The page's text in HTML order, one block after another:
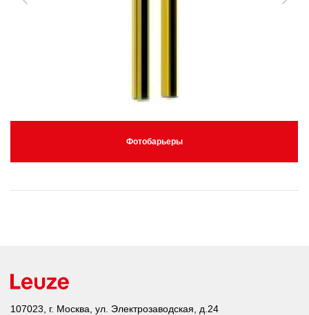
Фотобарьеры
107023, г. Москва, ул. Электрозаводская, д.24